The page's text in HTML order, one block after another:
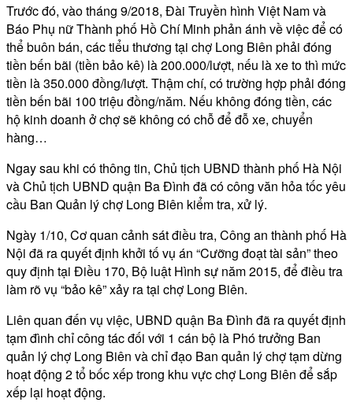
Trước đó, vào tháng 9/2018, Đài Truyền hình Việt Nam và
Báo Phụ nữ Thành phố Hồ Chí Minh phản ánh về việc để có
thể buôn bán, các tiểu thương tại chợ Long Biên phải đóng
tiền bến bãi (tiền bảo kê) là 200.000/lượt, nếu là xe to thì mức
tiền là 350.000 đồng/lượt. Thậm chí, có trường hợp phải đóng
tiền bến bãi 100 triệu đồng/năm. Nếu không đóng tiền, các
hộ kinh doanh ở chợ sẽ không có chỗ để đỗ xe, chuyển
hàng…
Ngay sau khi có thông tin, Chủ tịch UBND thành phố Hà Nội
và Chủ tịch UBND quận Ba Đình đã có công văn hỏa tốc yêu
cầu Ban Quản lý chợ Long Biên kiểm tra, xử lý.
Ngày 1/10, Cơ quan cảnh sát điều tra, Công an thành phố Hà
Nội đã ra quyết định khởi tố vụ án “Cưỡng đoạt tài sản” theo
quy định tại Điều 170, Bộ luật Hình sự năm 2015, để điều tra
làm rõ vụ “bảo kê” xảy ra tại chợ Long Biên.
Liên quan đến vụ việc, UBND quận Ba Đình đã ra quyết định
tạm đình chỉ công tác đối với 1 cán bộ là Phó trưởng Ban
quản lý chợ Long Biên và chỉ đạo Ban quản lý chợ tạm dừng
hoạt động 2 tổ bốc xếp trong khu vực chợ Long Biên để sắp
xếp lại hoạt động.